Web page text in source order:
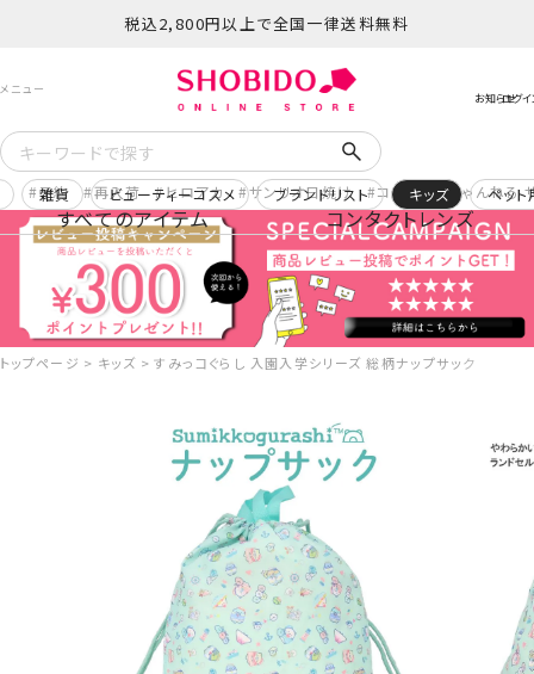
税込2,800円以上で全国一律送料無料
予約 再入荷 ヒロアカ サンリオ日焼け コスメヲタちゃんねる
すべてのアイテム コンタクトレンズ
雑貨 ビューティーコスメ ブランドリスト キッズ ペッ
トップページ キッズ すみっコぐらし 入園入学シリーズ 総柄ナップサック